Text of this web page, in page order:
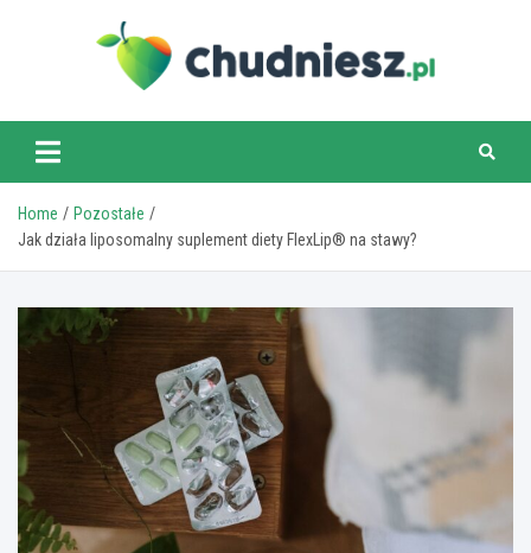
chudniesz.pl
Home
Pozostałe
Jak działa liposomalny suplement diety FlexLip® na stawy?